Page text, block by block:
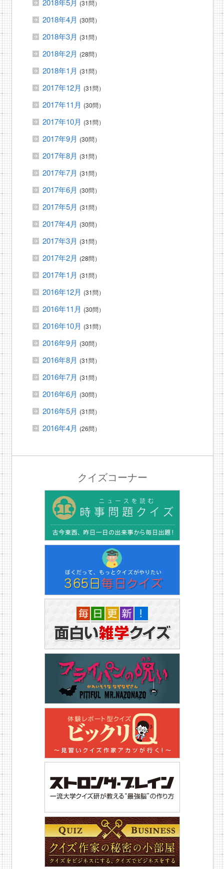
2018年5月 (31問）
2018年4月 (30問）
2018年3月 (31問）
2018年2月 (28問）
2018年1月 (31問）
2017年12月 (31問）
2017年11月 (30問）
2017年10月 (31問）
2017年9月 (30問）
2017年8月 (31問）
2017年7月 (31問）
2017年6月 (30問）
2017年5月 (31問）
2017年4月 (30問）
2017年3月 (31問）
2017年2月 (28問）
2017年1月 (31問）
2016年12月 (31問）
2016年11月 (30問）
2016年10月 (31問）
2016年9月 (30問）
2016年8月 (31問）
2016年7月 (31問）
2016年6月 (30問）
2016年5月 (31問）
2016年4月 (26問）
クイズコーナー